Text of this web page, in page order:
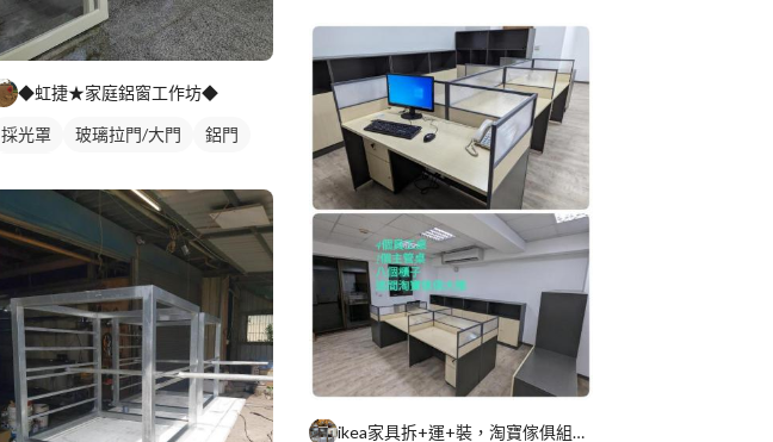
◆虹捷★家庭鋁窗工作坊◆
採光罩 玻璃拉門/大門
鋁門
ikea家具拆+運+裝，淘寶傢俱組裝，家具維修